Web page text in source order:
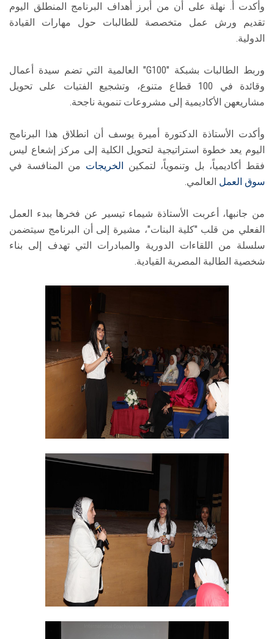
وأكدت أ. نهلة على أن من أبرز أهداف البرنامج المنطلق اليوم
تقديم ورش عمل متخصصة للطالبات حول مهارات القيادة
الدولية.
وربط الطالبات بشبكة "G100" العالمية التي تضم سيدة أعمال
وقائدة في 100 قطاع متنوع، وتشجيع الفتيات على تحويل
مشاريعهن الأكاديمية إلى مشروعات تنموية ناجحة.
وأكدت الأستاذة الدكتورة أميرة يوسف أن انطلاق هذا البرنامج
اليوم يعد خطوة استراتيجية لتحويل الكلية إلى مركز إشعاع ليس
فقط أكاديمياً، بل وتنموياً، لتمكين الخريجات من المنافسة في
سوق العمل العالمي.
من جانبها، أعربت الأستاذة شيماء تيسير عن فخرها ببدء العمل
الفعلي من قلب "كلية البنات"، مشيرة إلى أن البرنامج سيتضمن
سلسلة من اللقاءات الدورية والمبادرات التي تهدف إلى بناء
شخصية الطالبة المصرية القيادية.